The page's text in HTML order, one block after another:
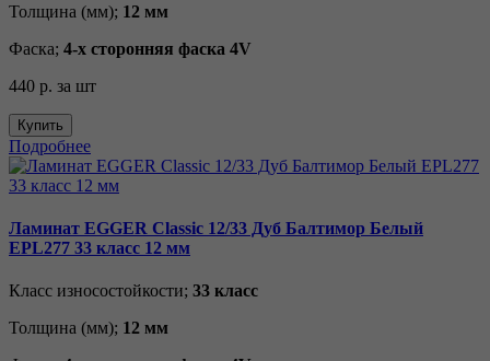
Толщина (мм); 12 мм
Фаска; 4-х сторонняя фаска 4V
440 р. за шт
Купить
Подробнее
Ламинат EGGER Classic 12/33 Дуб Балтимор Белый
EPL277 33 класс 12 мм
Класс износостойкости; 33 класс
Толщина (мм); 12 мм